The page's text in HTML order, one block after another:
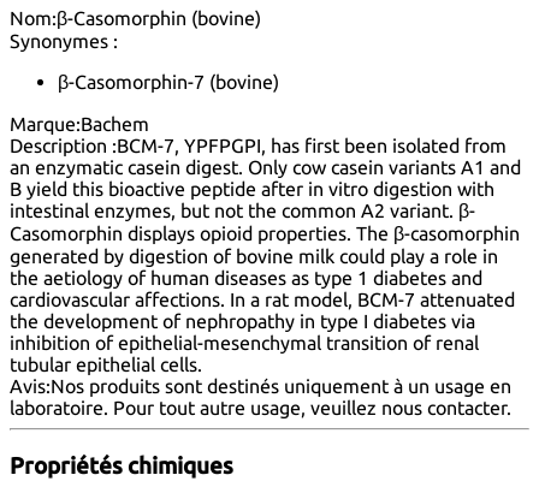
Nom:β-Casomorphin (bovine)
Synonymes :
β-Casomorphin-7 (bovine)
Marque:Bachem
Description :BCM-7, YPFPGPI, has first been isolated from
an enzymatic casein digest. Only cow casein variants A1 and
B yield this bioactive peptide after in vitro digestion with
intestinal enzymes, but not the common A2 variant. β-
Casomorphin displays opioid properties. The β-casomorphin
generated by digestion of bovine milk could play a role in
the aetiology of human diseases as type 1 diabetes and
cardiovascular affections. In a rat model, BCM-7 attenuated
the development of nephropathy in type I diabetes via
inhibition of epithelial-mesenchymal transition of renal
tubular epithelial cells.
Avis:Nos produits sont destinés uniquement à un usage en
laboratoire. Pour tout autre usage, veuillez nous contacter.
Propriétés chimiques